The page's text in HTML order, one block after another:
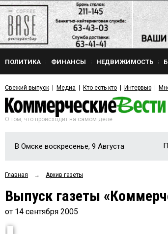
ПОЛИТИКА ФИНАНСЫ НЕДВИЖИМОСТЬ
Свежий выпуск Медиа Кто есть кто Интервью
О том, что происходит на самом деле
В Омске воскресенье, 9 Августа
Главная → Архив газеты
Выпуск газеты
от 14 сентября 2005